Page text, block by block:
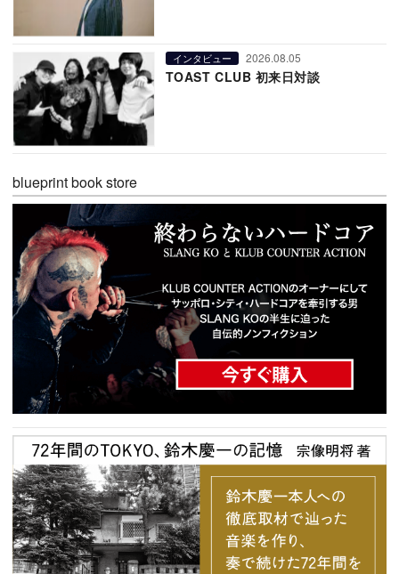
インタビュー 2026.08.05
TOAST CLUB 初来日対談
blueprint book store